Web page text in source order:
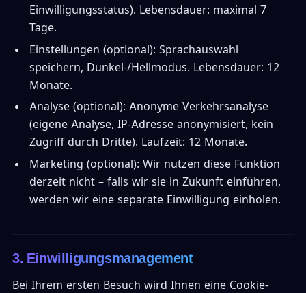
Einwilligungsstatus). Lebensdauer: maximal 7
Tage.
Einstellungen (optional): Sprachauswahl
speichern, Dunkel-/Hellmodus. Lebensdauer: 12
Monate.
Analyse (optional): Anonyme Verkehrsanalyse
(eigene Analyse, IP-Adresse anonymisiert, kein
Zugriff durch Dritte). Laufzeit: 12 Monate.
Marketing (optional): Wir nutzen diese Funktion
derzeit nicht – falls wir sie in Zukunft einführen,
werden wir eine separate Einwilligung einholen.
3. Einwilligungsmanagement
Bei Ihrem ersten Besuch wird Ihnen eine Cookie-